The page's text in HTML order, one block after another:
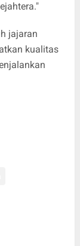
jajaran
kualitas